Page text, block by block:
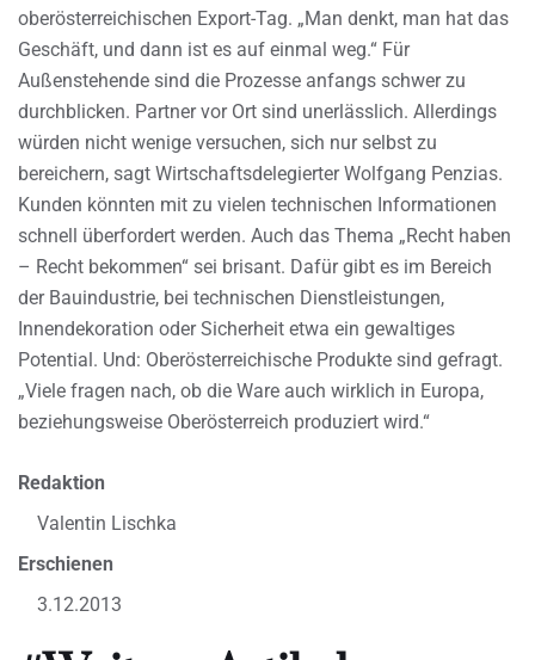
oberösterreichischen Export-Tag. „Man denkt, man hat das
Geschäft, und dann ist es auf einmal weg.“ Für
Außenstehende sind die Prozesse anfangs schwer zu
durchblicken. Partner vor Ort sind unerlässlich. Allerdings
würden nicht wenige versuchen, sich nur selbst zu
bereichern, sagt Wirtschaftsdelegierter Wolfgang Penzias.
Kunden könnten mit zu vielen technischen Informationen
schnell überfordert werden. Auch das Thema „Recht haben
– Recht bekommen“ sei brisant. Dafür gibt es im Bereich
der Bauindustrie, bei technischen Dienstleistungen,
Innendekoration oder Sicherheit etwa ein gewaltiges
Potential. Und: Oberösterreichische Produkte sind gefragt.
„Viele fragen nach, ob die Ware auch wirklich in Europa,
beziehungsweise Oberösterreich produziert wird.“
Redaktion
Valentin Lischka
Erschienen
3.12.2013